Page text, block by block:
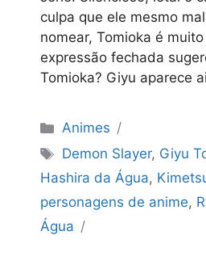
culpa que ele mesmo
nomear, Tomioka é
expressão fechada
Tomioka? Giyu aparece
Categorias
Animes
Tags
Demon Slayer, Giyu
Hashira da Água,
personagens de anime,
Água